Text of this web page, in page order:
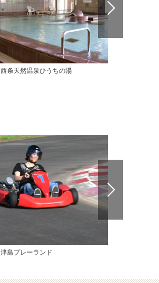
西条天然温泉ひうちの湯
津島プレーランド